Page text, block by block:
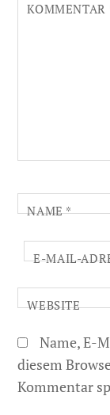
KOMMENTAR
NAME*
E-MAIL-
WEBSITE
Name, E-
diesem
Kommentar